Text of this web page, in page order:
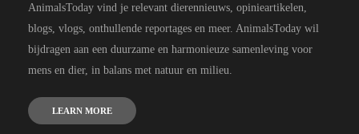
AnimalsToday vind je relevant dierennieuws, opinieartikelen,
blogs, vlogs, onthullende reportages en meer. AnimalsToday wil
bijdragen aan een duurzame en harmonieuze samenleving voor
mens en dier, in balans met natuur en milieu.
LEARN MORE